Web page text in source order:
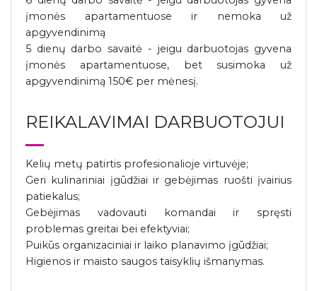
įmonės apartamentuose ir nemoka už
apgyvendinimą
5 dienų darbo savaitė - jeigu darbuotojas gyvena
įmonės apartamentuose, bet susimoka už
apgyvendinimą 150€ per mėnesį.
REIKALAVIMAI DARBUOTOJUI
Kelių metų patirtis profesionalioje virtuvėje;
Geri kulinariniai įgūdžiai ir gebėjimas ruošti įvairius
patiekalus;
Gebėjimas vadovauti komandai ir spręsti
problemas greitai bei efektyviai;
Puikūs organizaciniai ir laiko planavimo įgūdžiai;
Higienos ir maisto saugos taisyklių išmanymas.